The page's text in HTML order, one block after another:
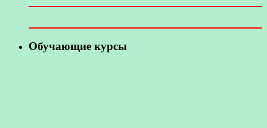
Обучающие курсы